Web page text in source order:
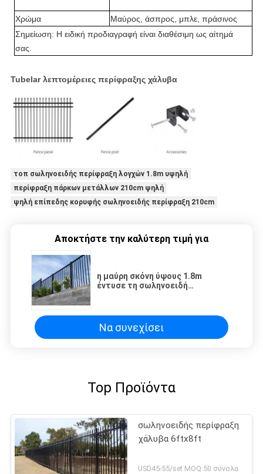
Χρώμα
Μαύρος, άσπρος, μπλε, πράσινος
Σημείωση: Η ειδική προδιαγραφή είναι διαθέσιμη ως αίτημά
σας.
Tubelar λεπτομέρειες περίφραξης χάλυβα
τοπ σωληνοειδής περίφραξη λογχών 1.8m υψηλή
περίφραξη πάρκων μετάλλων 210cm ψηλή
ψηλή επίπεδης κορυφής σωληνοειδής περίφραξη 210cm
Αποκτήστε την καλύτερη τιμή για
η μαύρη σκόνη ύψους 1.8m
έντυσε τη σωληνοειδή
Να συνεχίσει
Top Προϊόντα
σωληνοειδής περίφραξη
χάλυβα 6ftx8ft
USD45-55/set MOQ:50 σύνολα